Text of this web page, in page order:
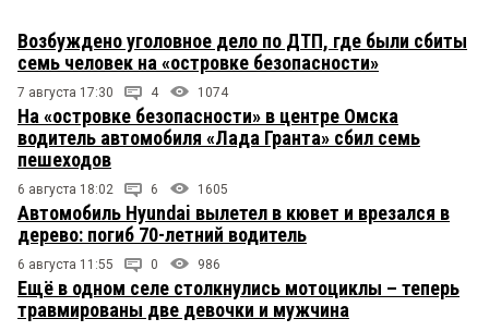
Возбуждено уголовное дело по ДТП, где были сбиты
семь человек на «островке безопасности»
7 августа 17:30 4 1074
На «островке безопасности» в центре Омска
водитель автомобиля «Лада Гранта» сбил семь
пешеходов
6 августа 18:02 6 1605
Автомобиль Hyundai вылетел в кювет и врезался в
дерево: погиб 70-летний водитель
6 августа 11:55 0 986
Ещё в одном селе столкнулись мотоциклы – теперь
травмированы две девочки и мужчина